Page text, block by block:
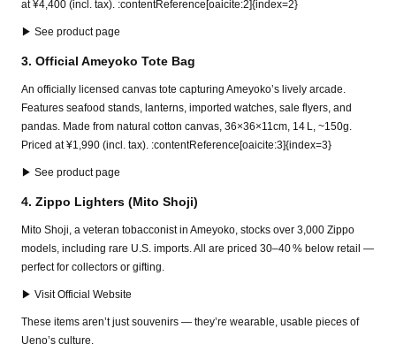
at ¥4,400 (incl. tax). :contentReference[oaicite:2]{index=2}
▶ See product page
3. Official Ameyoko Tote Bag
An officially licensed canvas tote capturing Ameyoko’s lively arcade.
Features seafood stands, lanterns, imported watches, sale flyers, and
pandas. Made from natural cotton canvas, 36×36×11cm, 14 L, ~150g.
Priced at ¥1,990 (incl. tax). :contentReference[oaicite:3]{index=3}
▶ See product page
4. Zippo Lighters (Mito Shoji)
Mito Shoji, a veteran tobacconist in Ameyoko, stocks over 3,000 Zippo
models, including rare U.S. imports. All are priced 30–40 % below retail —
perfect for collectors or gifting.
▶ Visit Official Website
These items aren’t just souvenirs — they’re wearable, usable pieces of
Ueno’s culture.